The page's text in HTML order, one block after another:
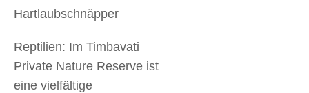
Hartlaubschnäpper
Reptilien: Im Timbavati
Private Nature Reserve ist
eine vielfältige